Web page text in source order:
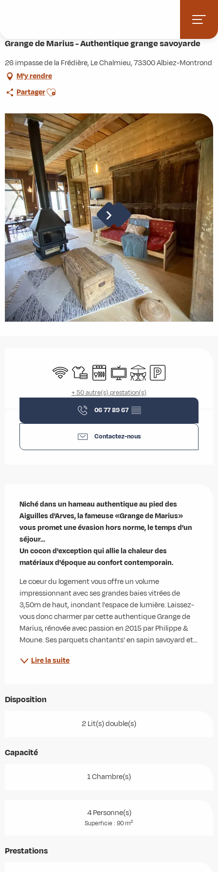
principal
Grange de Marius - Authentique grange savoyarde
26 impasse de la Frédière, Le Chalmieu, 73300 Albiez-Montrond
M'y rendre
PartagerAjouter aux favoris
WiFi Draps et linge
Lave vaisselle
TélévisionTerrasseParking
+ 50 autre(s) prestation(s)
06 77 89 67 ▒▒
Contactez-nous
Niché dans un hameau authentique au pied des
Aiguilles d'Arves, la fameuse «Grange de Marius»
vous promet une évasion hors norme, le temps d'un
séjour…
Un cocon d'exception qui allie la chaleur des
matériaux d'époque au confort contemporain.
Le coeur du logement vous offre un volume
impressionnant avec ses grandes baies vitrées de
3,50m de haut, inondant l'espace de lumière. Laissez-
vous donc charmer par cette authentique Grange de
Marius, rénovée avec passion en 2015 par Philippe &
Moune. Ses parquets chantants' en sapin savoyard et...
Lire la suite
Disposition
2 Lit(s) double(s)
Capacité
1 Chambre(s)
4 Personne(s)
Superficie : 90 m2
Prestations